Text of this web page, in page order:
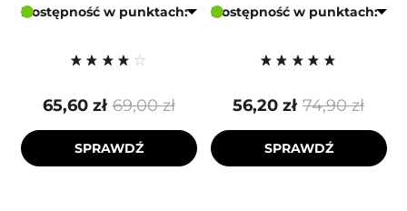
Dostępność w punktach:
69,00 zł
65,60 zł
SPRAWDŹ
Dostępność w punktach:
74,90 zł
56,20 zł
SPRAWDŹ